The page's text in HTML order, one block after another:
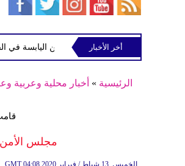
الاستوائية "مايماي" تقترب من اليابسة في
أخر الأخبار
الرئيسية » أخبار محلية وعربية
مجلس الأمن
GMT 04:08 2020 الخميس ,13 شباط / فبراير